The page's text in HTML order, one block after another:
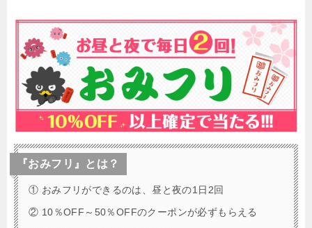
『おみフリ』とは？
① おみフリができるのは、昼と夜の1日2回
② 10％OFF～50％OFFのクーポンが必ずもらえる